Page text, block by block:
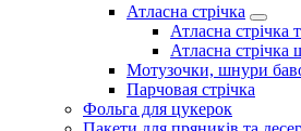
Атласна стрічка
Атласна стрічка
Атласна
Мотузочки, шнури
Парчовая стрічка
Фольга для цукерок